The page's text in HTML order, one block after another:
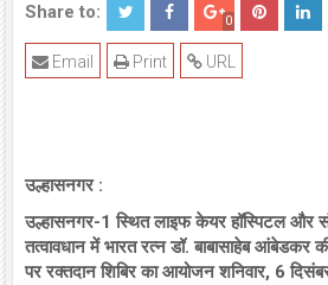
Share to: 0
URL
Print
Email
उल्हासनगर :
उल्हासनगर-1 स्थित लाइफ केयर हॉस्पिटल
तत्वावधान में भारत रत्न डॉ. बाबासाहेब आंबेडकर
पर रक्तदान शिबिर का आयोजन शनिवार, 6